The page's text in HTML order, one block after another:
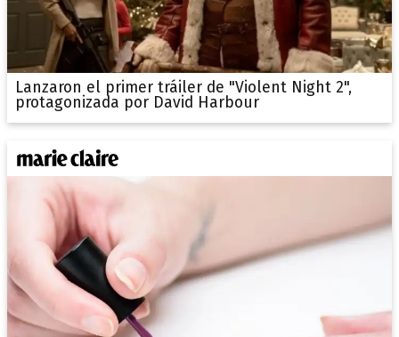
Lanzaron el primer tráiler de "Violent Night 2",
protagonizada por David Harbour